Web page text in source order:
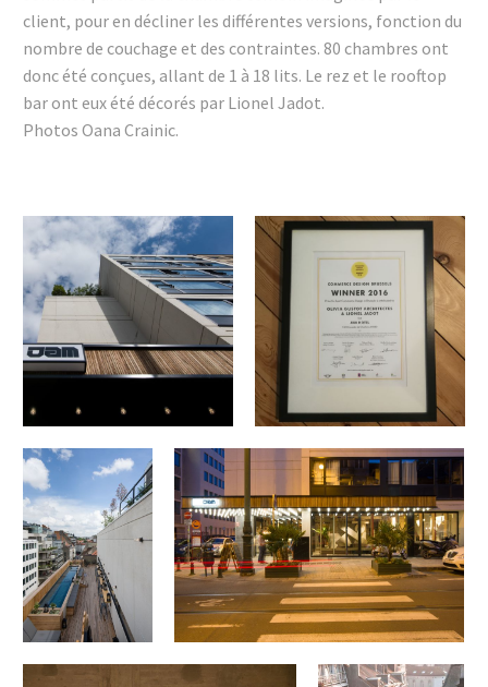
client, pour en décliner les différentes versions, fonction du
nombre de couchage et des contraintes. 80 chambres ont
donc été conçues, allant de 1 à 18 lits. Le rez et le rooftop
bar ont eux été décorés par Lionel Jadot.
Photos Oana Crainic.